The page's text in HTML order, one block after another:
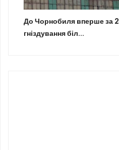
До Чорнобиля вперше за
гніздування біл...